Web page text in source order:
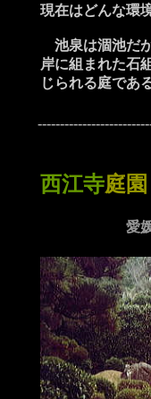
現在はどんな環
池泉は涸池だ
岸に組まれた石
じられる庭
西江寺庭園
愛媛県